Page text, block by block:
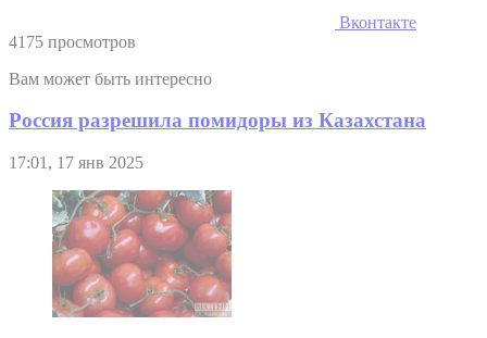
Вконтакте
4175 просмотров
Вам может быть интересно
Россия разрешила помидоры из Казахстана
17:01, 17 янв 2025